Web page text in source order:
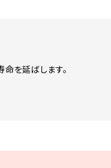
を延ばします。